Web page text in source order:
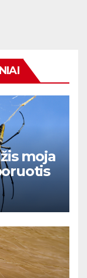
moja